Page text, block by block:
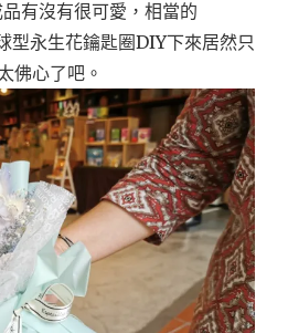
有沒有很可愛，相當的
型永生花鑰匙圈DIY下來居然只
佛心了吧。